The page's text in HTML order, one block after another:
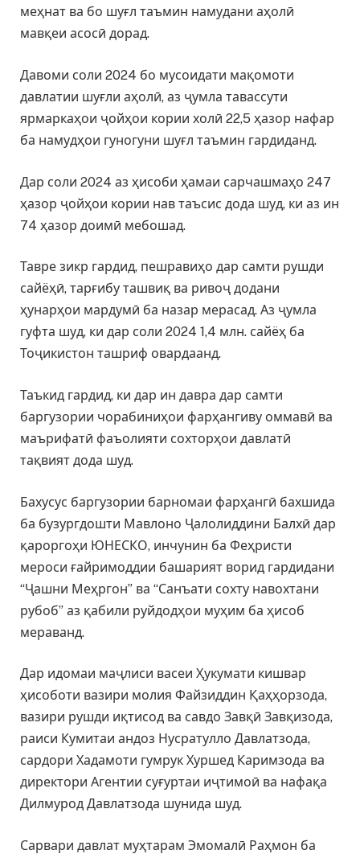
меҳнат ва бо шуғл таъмин намудани аҳолӣ
мавқеи асосӣ дорад.
Давоми соли 2024 бо мусоидати мақомоти
давлатии шуғли аҳолӣ, аз ҷумла тавассути
ярмаркаҳои ҷойҳои кории холӣ 22,5 ҳазор нафар
ба намудҳои гуногуни шуғл таъмин гардиданд.
Дар соли 2024 аз ҳисоби ҳамаи сарчашмаҳо 247
ҳазор ҷойҳои кории нав таъсис дода шуд, ки аз ин
74 ҳазор доимӣ мебошад.
Тавре зикр гардид, пешравиҳо дар самти рушди
сайёҳӣ, тарғибу ташвиқ ва ривоҷ додани
ҳунарҳои мардумӣ ба назар мерасад. Аз ҷумла
гуфта шуд, ки дар соли 2024 1,4 млн. сайёҳ ба
Тоҷикистон ташриф овардаанд.
Таъкид гардид, ки дар ин давра дар самти
баргузории чорабиниҳои фарҳангиву оммавӣ ва
маърифатӣ фаъолияти сохторҳои давлатӣ
тақвият дода шуд.
Бахусус баргузории барномаи фарҳангӣ бахшида
ба бузургдошти Мавлоно Ҷалолиддини Балхӣ дар
қароргоҳи ЮНЕСКО, инчунин ба Феҳристи
мероси ғайримоддии башарият ворид гардидани
“Ҷашни Меҳргон” ва “Санъати сохту навохтани
рубоб” аз қабили руйдодҳои муҳим ба ҳисоб
мераванд.
Дар идомаи маҷлиси васеи Ҳукумати кишвар
ҳисоботи вазири молия Файзиддин Қаҳҳорзода,
вазири рушди иқтисод ва савдо Завқӣ Завқизода,
раиси Кумитаи андоз Нусратулло Давлатзода,
сардори Хадамоти гумрук Хуршед Каримзода ва
директори Агентии суғуртаи иҷтимоӣ ва нафақа
Дилмурод Давлатзода шунида шуд.
Сарвари давлат муҳтарам Эмомалӣ Раҳмон ба